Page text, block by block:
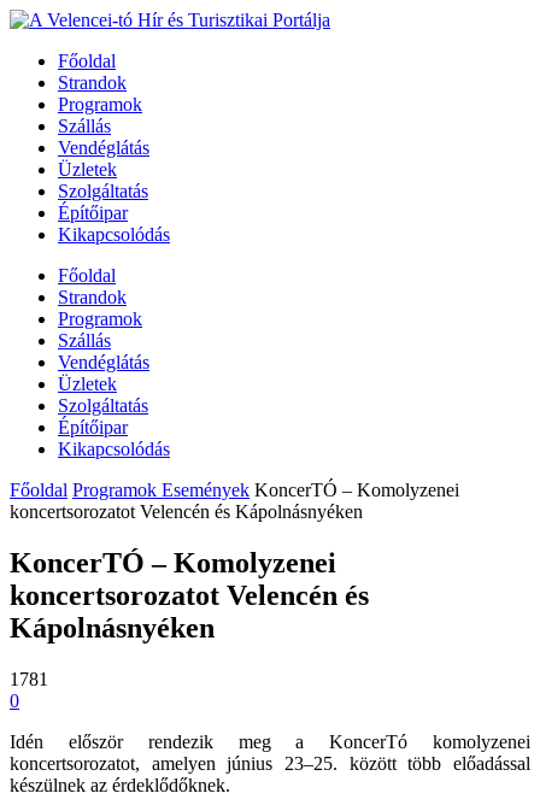
Főoldal
Strandok
Programok
Szállás
Vendéglátás
Üzletek
Szolgáltatás
Építőipar
Kikapcsolódás
Főoldal
Strandok
Programok
Szállás
Vendéglátás
Üzletek
Szolgáltatás
Építőipar
Kikapcsolódás
Főoldal Programok Események KoncerTÓ – Komolyzenei
koncertsorozatot Velencén és Kápolnásnyéken
KoncerTÓ – Komolyzenei
koncertsorozatot Velencén és
Kápolnásnyéken
1781
0
Idén először rendezik meg a KoncerTó komolyzenei
koncertsorozatot, amelyen június 23–25. között több előadással
készülnek az érdeklődőknek.